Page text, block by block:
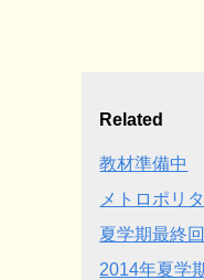
Related
教材準備中
メトロポリ
夏学期最終回
2014年夏学